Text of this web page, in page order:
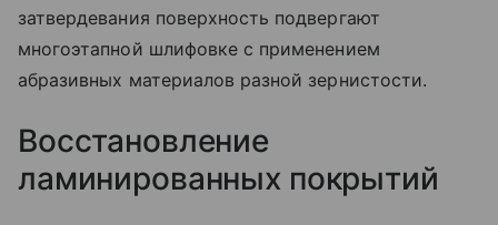
затвердевания поверхность подвергают
многоэтапной шлифовке с применением
абразивных материалов разной зернистости.
Восстановление
ламинированных покрытий